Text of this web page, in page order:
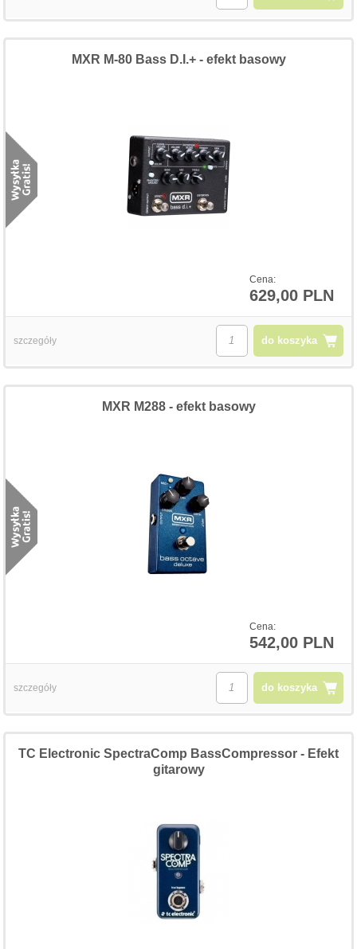
Cena:
629,00 PLN
MXR M-80 Bass D.I.+ - efekt basowy
do koszyka
szczegóły
Cena:
542,00 PLN
MXR M288 - efekt basowy
do koszyka
szczegóły
TC Electronic SpectraComp BassCompressor - Efekt
gitarowy